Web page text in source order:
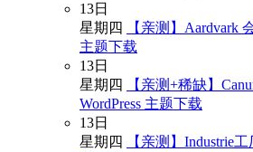
13日
星期四
【亲测】Aardvark
主题下载
13日
星期四
【亲测+稀缺】
WordPress 主题下载
13日
星期四
【亲测】Industrie